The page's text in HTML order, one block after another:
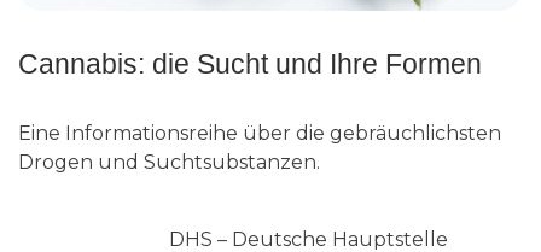
Cannabis: die Sucht und Ihre Formen
Eine Informationsreihe über die gebräuchlichsten
Drogen und Suchtsubstanzen.
DHS – Deutsche Hauptstelle